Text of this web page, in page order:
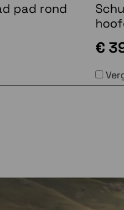
pad rond
€